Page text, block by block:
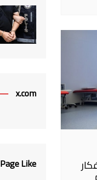
x.com
Like